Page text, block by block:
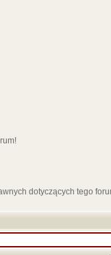
dotyczących tego